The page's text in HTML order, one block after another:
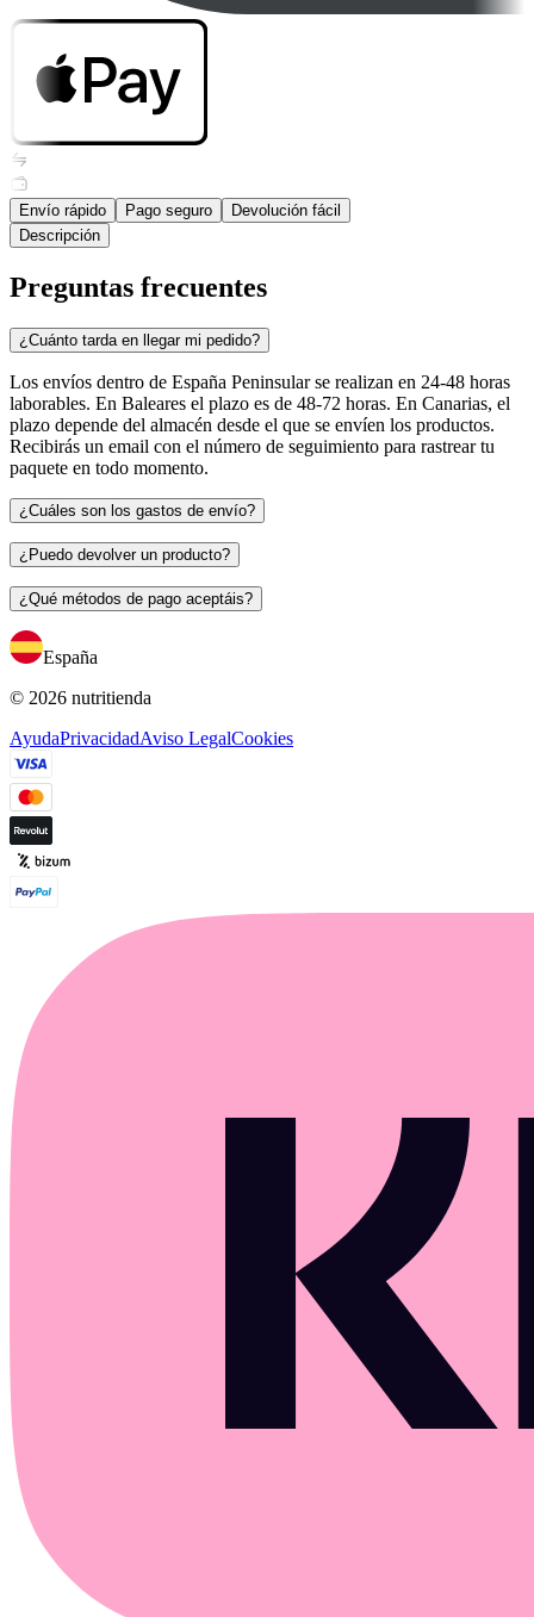
Envío rápido Pago seguro
Devolución fácil
Descripción
Preguntas frecuentes
¿Cuánto tarda en llegar mi pedido?
Los envíos dentro de España Peninsular se realizan en 24-48 horas
laborables. En Baleares el plazo es de 48-72 horas. En Canarias, el
plazo depende del almacén desde el que se envíen los productos.
Recibirás un email con el número de seguimiento para rastrear tu
paquete en todo momento.
¿Cuáles son los gastos de envío?
¿Puedo devolver un producto?
¿Qué métodos de pago aceptáis?
España
© 2026 nutritienda
AyudaPrivacidadAviso LegalCookies